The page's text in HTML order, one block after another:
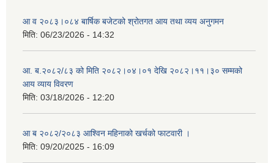
आ व २०८३।०८४ बार्षिक बजेटको श्रोतगत आय तथा व्यय अनुगमन
मिति: 06/23/2026 - 14:32
आ. ब.२०८२/८३ को मिति २०८२।०४।०१ देखि २०८२।११।३० सम्मको
आय व्याय विवरण
मिति: 03/18/2026 - 12:20
आ ब २०८२/२०८३ आश्विन महिनाको खर्चको फाटवारी ।
मिति: 09/20/2025 - 16:09